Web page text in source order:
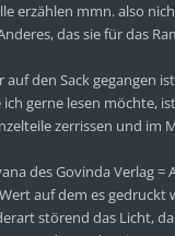
erzählen mmn. also
das sie für das
auf den Sack gegangen
gerne lesen möchte,
zerrissen und im
des Govinda Verlag =
auf dem es gedruckt
störend das Licht,